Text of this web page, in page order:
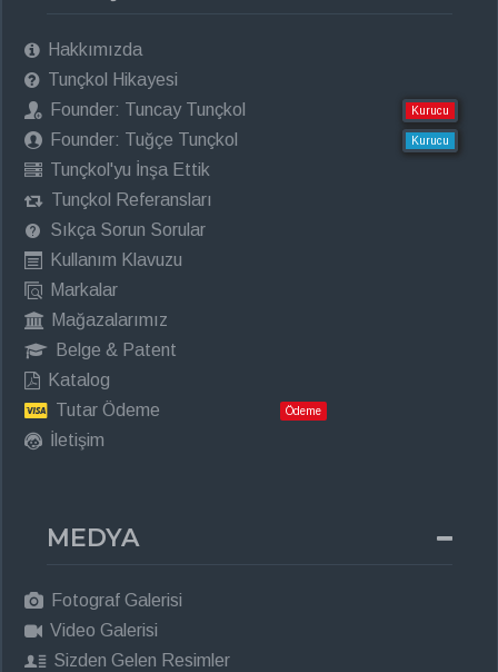
Hakkımızda
Tunçkol Hikayesi
Founder: Tuncay Tunçkol
Kurucu
Founder: Tuğçe Tunçkol Kurucu
Tunçkol'yu İnşa Ettik
Tunçkol Referansları
Sıkça Sorun Sorular
Kullanım Klavuzu
Markalar
Mağazalarımız
Belge & Patent
Katalog
Tutar Ödeme
Ödeme
İletişim
MEDYA
Fotograf Galerisi
Video Galerisi
Sizden Gelen Resimler